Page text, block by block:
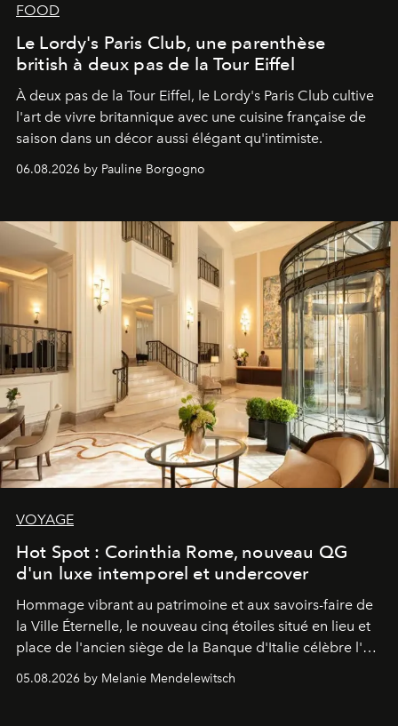
FOOD
Le Lordy's Paris Club, une parenthèse
british à deux pas de la Tour Eiffel
À deux pas de la Tour Eiffel, le Lordy's Paris Club cultive
l'art de vivre britannique avec une cuisine française de
saison dans un décor aussi élégant qu'intimiste.
06.08.2026 by Pauline Borgogno
VOYAGE
Hot Spot : Corinthia Rome, nouveau QG
d'un luxe intemporel et undercover
Hommage vibrant au patrimoine et aux savoirs-faire de
la Ville Éternelle, le nouveau cinq étoiles situé en lieu et
place de l'ancien siège de la Banque d'Italie célèbre l'art
de vivre Romain dans toute son élégance intemporelle.
05.08.2026 by Melanie Mendelewitsch